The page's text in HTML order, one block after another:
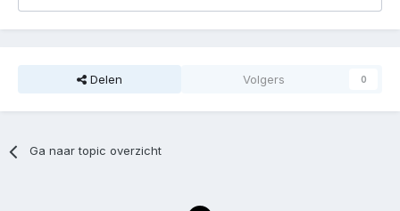
Delen Volgers 0
Ga naar topic overzicht